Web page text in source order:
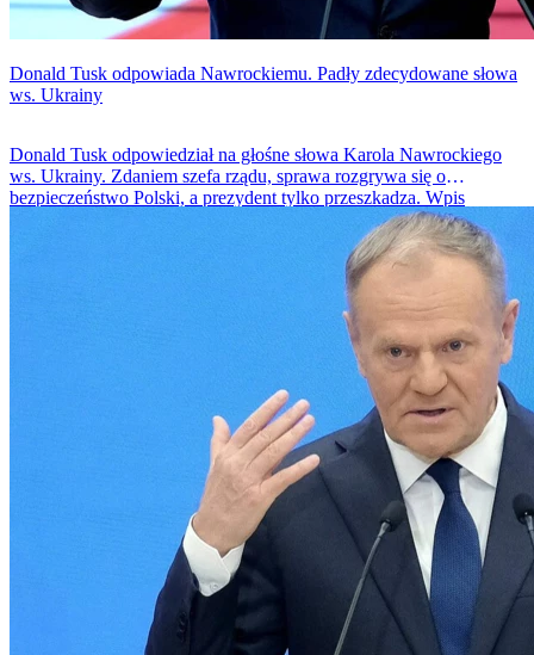
Donald Tusk odpowiada Nawrockiemu. Padły zdecydowane słowa
ws. Ukrainy
Donald Tusk odpowiedział na głośne słowa Karola Nawrockiego
ws. Ukrainy. Zdaniem szefa rządu, sprawa rozgrywa się o
bezpieczeństwo Polski, a prezydent tylko przeszkadza. Wpis